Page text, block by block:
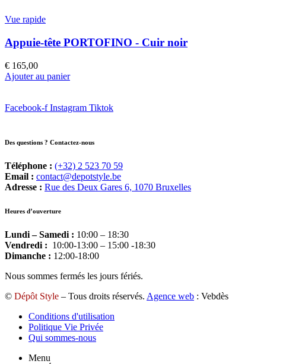
Vue rapide
Appuie-tête PORTOFINO - Cuir noir
€ 165,00
Ajouter au panier
Facebook-f Instagram Tiktok
Des questions ? Contactez-nous
Téléphone : (+32) 2 523 70 59
Email : contact@depotstyle.be
Adresse : Rue des Deux Gares 6, 1070 Bruxelles
Heures d’ouverture
Lundi – Samedi : 10:00 – 18:30
Vendredi : 10:00-13:00 – 15:00 -18:30
Dimanche : 12:00-18:00
Nous sommes fermés les jours fériés.
© Dépôt Style – Tous droits réservés. Agence web : Vebdès
Conditions d'utilisation
Politique Vie Privée
Qui sommes-nous
Menu